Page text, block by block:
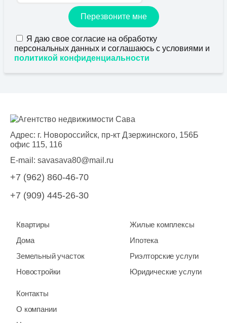
Перезвоните мне
Я даю свое согласие на обработку
персональных данных и соглашаюсь с условиями и
политикой конфиденциальности
Адрес: г. Новороссийск, пр-кт Дзержинского, 156Б
офис 115, 116
E-mail: savasava80@mail.ru
+7 (962) 860-46-70
+7 (909) 445-26-30
Квартиры
Дома
Земельный участок
Новостройки
Жилые комплексы
Ипотека
Риэлторские услуги
Юридические услуги
Контакты
О компании